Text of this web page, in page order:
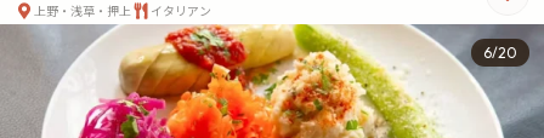
閲覧履歴
閲覧履歴はありません
過去に見たお店が最大10件まで表示されます。
10件を超えると、古いものから順に削除されます。
上野・浅草・押上
イタリアン
6/20